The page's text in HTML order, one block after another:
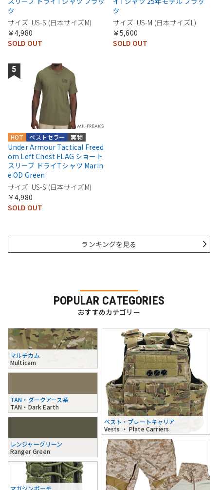
ク
サイズ: US-S (日本サイズM)
￥4,980
SOLD OUT
ク
サイズ: US-M (日本サイズL)
￥5,600
SOLD OUT
実物
ベストセラー
HOT
Under Armour Tactical Freed
om Left Chest FLAG ショート
スリーブ ドライTシャツ Marin
e OD Green
サイズ: US-S (日本サイズM)
￥4,980
SOLD OUT
ランキングを見る
POPULAR CATEGORIES
おすすめカテゴリー
マルチカム
Multicam
TAN・ダークアース系
TAN・Dark Earth
レンジャーグリーン
Ranger Green
ベスト・プレートキャリア
Vests ・ Plate Carriers
マガジンポーチ